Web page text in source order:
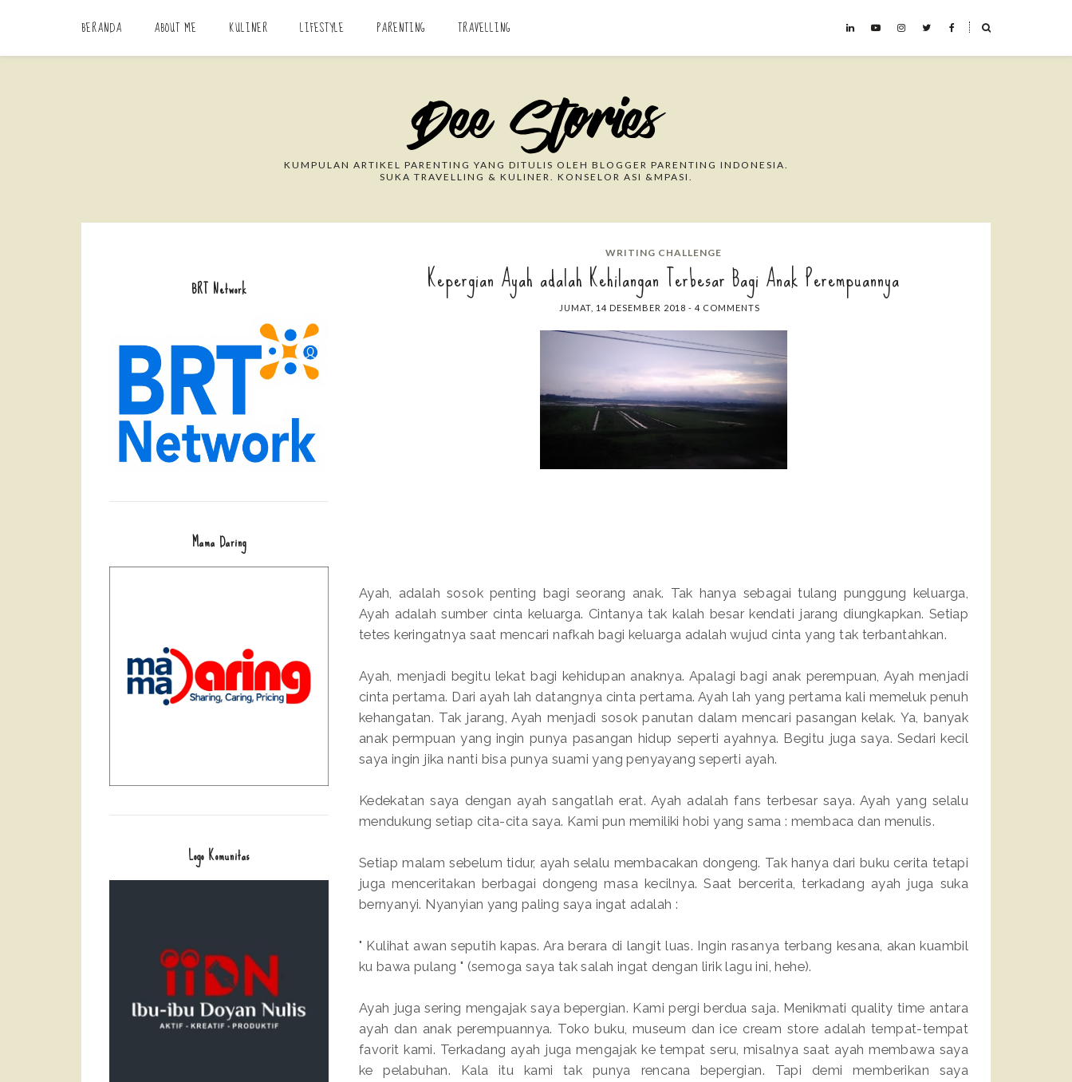
BERANDA ABOUT ME KULINER LIFESTYLE PARENTING TRAVELLING ˟
Search This Blog
KUMPULAN ARTIKEL PARENTING YANG DITULIS OLEH BLOGGER PARENTING INDONESIA.
SUKA TRAVELLING & KULINER. KONSELOR ASI &MPASI.
WRITING CHALLENGE
Kepergian Ayah adalah Kehilangan Terbesar Bagi Anak Perempuannya
JUMAT, 14 DESEMBER 2018 - 4 COMMENTS
Ayah, adalah sosok penting bagi seorang anak. Tak hanya sebagai tulang punggung keluarga,
Ayah adalah sumber cinta keluarga. Cintanya tak kalah besar kendati jarang diungkapkan. Setiap
tetes keringatnya saat mencari nafkah bagi keluarga adalah wujud cinta yang tak terbantahkan.
Ayah, menjadi begitu lekat bagi kehidupan anaknya. Apalagi bagi anak perempuan, Ayah menjadi
cinta pertama. Dari ayah lah datangnya cinta pertama. Ayah lah yang pertama kali memeluk penuh
kehangatan. Tak jarang, Ayah menjadi sosok panutan dalam mencari pasangan kelak. Ya, banyak
anak permpuan yang ingin punya pasangan hidup seperti ayahnya. Begitu juga saya. Sedari kecil
saya ingin jika nanti bisa punya suami yang penyayang seperti ayah.
Kedekatan saya dengan ayah sangatlah erat. Ayah adalah fans terbesar saya. Ayah yang selalu
mendukung setiap cita-cita saya. Kami pun memiliki hobi yang sama : membaca dan menulis.
Setiap malam sebelum tidur, ayah selalu membacakan dongeng. Tak hanya dari buku cerita tetapi
juga menceritakan berbagai dongeng masa kecilnya. Saat bercerita, terkadang ayah juga suka
bernyanyi. Nyanyian yang paling saya ingat adalah :
" Kulihat awan seputih kapas. Ara berara di langit luas. Ingin rasanya terbang kesana, akan kuambil
ku bawa pulang " (semoga saya tak salah ingat dengan lirik lagu ini, hehe).
Ayah juga sering mengajak saya bepergian. Kami pergi berdua saja. Menikmati quality time antara
ayah dan anak perempuannya. Toko buku, museum dan ice cream store adalah tempat-tempat
favorit kami. Terkadang ayah juga mengajak ke tempat seru, misalnya saat ayah membawa saya
ke pelabuhan. Kala itu kami tak punya rencana bepergian. Tapi demi memberikan saya
BRT Network
Mama Daring
Logo Komunitas